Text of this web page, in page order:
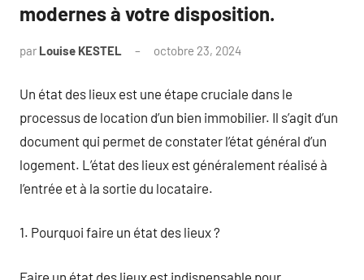
modernes à votre disposition.
par Louise KESTEL octobre 23, 2024
Un état des lieux est une étape cruciale dans le
processus de location d’un bien immobilier. Il s’agit d’un
document qui permet de constater l’état général d’un
logement. L’état des lieux est généralement réalisé à
l’entrée et à la sortie du locataire.
1. Pourquoi faire un état des lieux ?
Faire un état des lieux est indispensable pour